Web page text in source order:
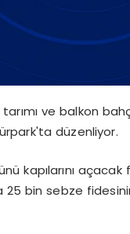
ve balkon
düzenliyor.
kapılarını
bin sebze